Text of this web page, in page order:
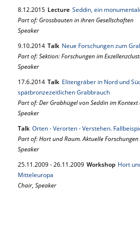
8.12.2015 Lecture Seddin, ein
Part of: Grossbauten in ihren Gesellschaften
Speaker
9.10.2014 Talk Neue Forschungen zum
Part of: Sektion: Forschungen im
Speaker
17.6.2014 Talk Elitengräber in Nord und
spätbronzezeitlichen Grabbrauch
Part of: Der Grabhügel von Seddin im
Speaker
Talk Orten - Verorten - Verstehen.
Part of: Hort und Raum. Aktuelle
Speaker
25.11.2009-26.11.2009 Workshop Hort
Mitteleuropa
Chair, Speaker